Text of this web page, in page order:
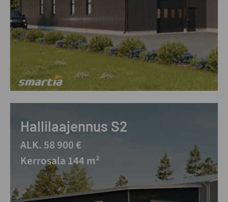
Hallilaajennus S2
ALK. 58 900 €
Kerrosala 144 m²